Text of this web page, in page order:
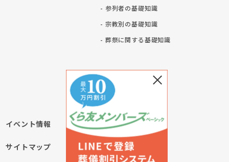
- 参列者の基礎知識
- 宗教別の基礎知識
- 葬祭に関する基礎知識
イベント情報
サイトマップ